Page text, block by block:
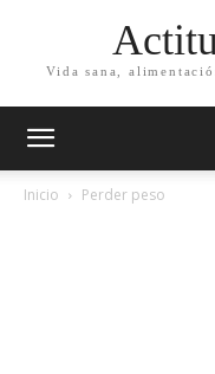
Vida sana,
Inicio Perder peso